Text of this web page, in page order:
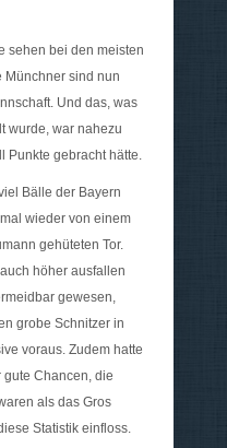
sehen bei den meisten
Münchner sind nun
Und das, was
wurde, war nahezu
Punkte gebracht hätte.
Bälle der Bayern
wieder von einem
gehüteten Tor.
höher ausfallen
gewesen,
grobe Schnitzer in
voraus. Zudem hatte
gute Chancen, die
als das Gros
Statistik einfloss.